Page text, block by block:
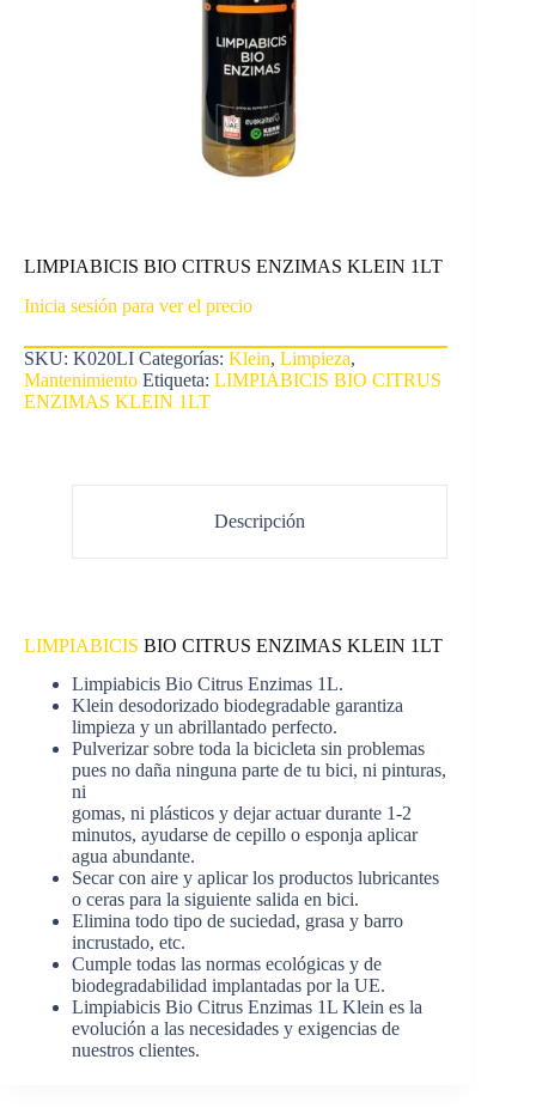
LIMPIABICIS BIO CITRUS ENZIMAS KLEIN 1LT
Inicia sesión para ver el precio
SKU: K020LI Categorías: Klein, Limpieza,
Mantenimiento Etiqueta: LIMPIABICIS BIO CITRUS
ENZIMAS KLEIN 1LT
Descripción
LIMPIABICIS BIO CITRUS ENZIMAS KLEIN 1LT
Limpiabicis Bio Citrus Enzimas 1L.
Klein desodorizado biodegradable garantiza
limpieza y un abrillantado perfecto.
Pulverizar sobre toda la bicicleta sin problemas
pues no daña ninguna parte de tu bici, ni pinturas,
ni
gomas, ni plásticos y dejar actuar durante 1-2
minutos, ayudarse de cepillo o esponja aplicar
agua abundante.
Secar con aire y aplicar los productos lubricantes
o ceras para la siguiente salida en bici.
Elimina todo tipo de suciedad, grasa y barro
incrustado, etc.
Cumple todas las normas ecológicas y de
biodegradabilidad implantadas por la UE.
Limpiabicis Bio Citrus Enzimas 1L Klein es la
evolución a las necesidades y exigencias de
nuestros clientes.